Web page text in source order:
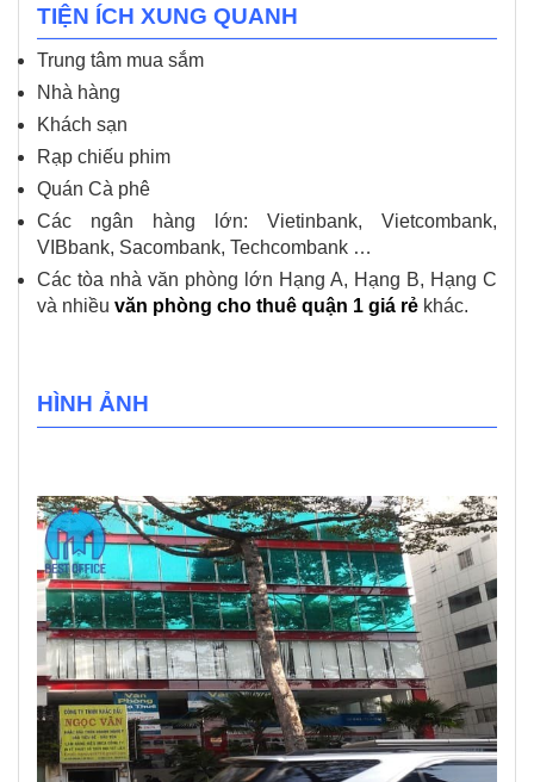
TIỆN ÍCH XUNG QUANH
Trung tâm mua sắm
Nhà hàng
Khách sạn
Rạp chiếu phim
Quán Cà phê
Các ngân hàng lớn: Vietinbank, Vietcombank,
VIBbank, Sacombank, Techcombank …
Các tòa nhà văn phòng lớn Hạng A, Hạng B, Hạng C
và nhiều văn phòng cho thuê quận 1 giá rẻ khác.
HÌNH ẢNH